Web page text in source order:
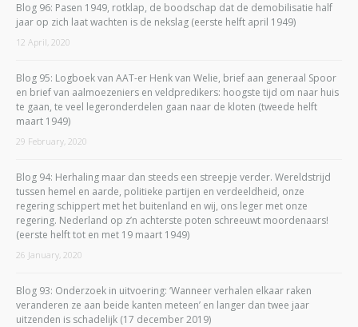
Blog 96: Pasen 1949, rotklap, de boodschap dat de demobilisatie half
jaar op zich laat wachten is de nekslag (eerste helft april 1949)
12 April, 2020
Blog 95: Logboek van AAT-er Henk van Welie, brief aan generaal Spoor
en brief van aalmoezeniers en veldpredikers: hoogste tijd om naar huis
te gaan, te veel legeronderdelen gaan naar de kloten (tweede helft
maart 1949)
29 February, 2020
Blog 94: Herhaling maar dan steeds een streepje verder. Wereldstrijd
tussen hemel en aarde, politieke partijen en verdeeldheid, onze
regering schippert met het buitenland en wij, ons leger met onze
regering. Nederland op z’n achterste poten schreeuwt moordenaars!
(eerste helft tot en met 19 maart 1949)
26 January, 2020
Blog 93: Onderzoek in uitvoering: ‘Wanneer verhalen elkaar raken
veranderen ze aan beide kanten meteen’ en langer dan twee jaar
uitzenden is schadelijk (17 december 2019)